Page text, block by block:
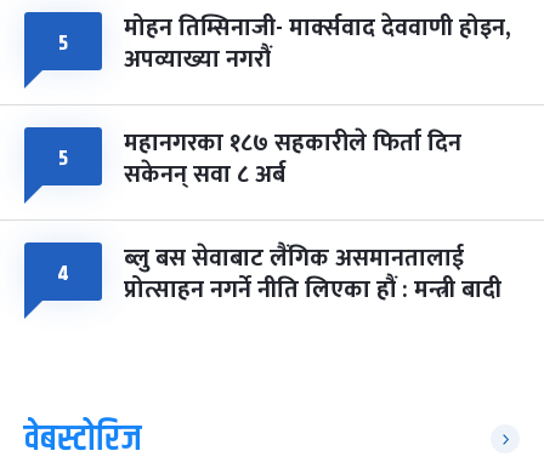
५ मोहन तिम्सिनाजी- मार्क्सवाद देववाणी होइन,
अपव्याख्या नगरौं
५ महानगरका १८७ सहकारीले फिर्ता दिन
सकेनन् सवा ८ अर्ब
४ ब्लु बस सेवाबाट लैंगिक असमानतालाई
प्रोत्साहन नगर्ने नीति लिएका हौं : मन्त्री बादी
वेबस्टोरिज